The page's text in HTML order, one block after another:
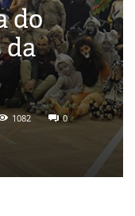
do
da
1082 0